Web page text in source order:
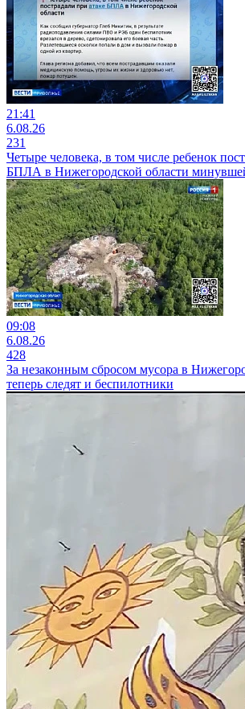
21:41
6.08.26
231
Четыре человека, в том числе ребенок
БПЛА в Нижегородской области
09:08
6.08.26
428
За незаконным сбросом мусора в
теперь следят и беспилотники